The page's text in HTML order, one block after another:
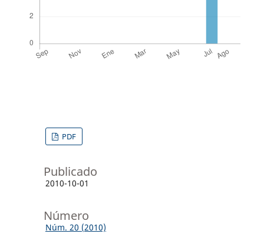
PDF
Publicado
2010-10-01
Número
Núm. 20 (2010)